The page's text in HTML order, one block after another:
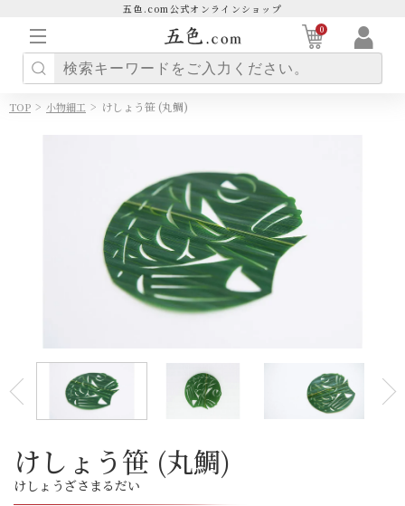
五色.com公式オンラインショップ
0
TOP > 小物細工 > けしょう笹 (丸鯛)
けしょう笹 (丸鯛)
けしょうざさまるだい